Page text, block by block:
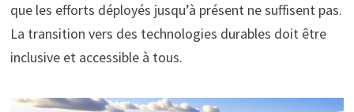
que les efforts déployés jusqu’à présent ne suffisent pas.
La transition vers des technologies durables doit être
inclusive et accessible à tous.